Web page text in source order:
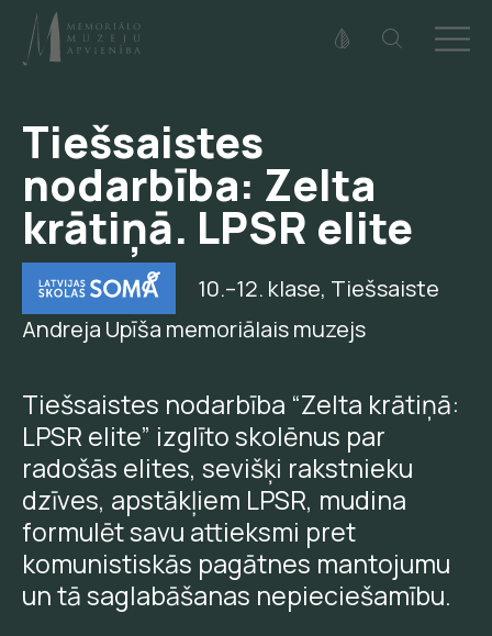
Kontrasts
Tiešsaistes
nodarbība: Zelta
krātiņā. LPSR elite
10.–12. klase, Tiešsaiste
Andreja Upīša memoriālais muzejs
Tiešsaistes nodarbība “Zelta krātiņā:
LPSR elite” izglīto skolēnus par
radošās elites, sevišķi rakstnieku
dzīves, apstākļiem LPSR, mudina
formulēt savu attieksmi pret
komunistiskās pagātnes mantojumu
un tā saglabāšanas nepieciešamību.